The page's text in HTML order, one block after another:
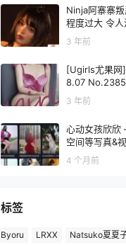
Ninja阿寨寨
程度过大 令
3 年前
[Ugirls尤果
8.07
3 年前
心动女孩欣欣
空间等写真&
更新中】
4 个月前
标签
Byoru LRXX Natsuko夏夏